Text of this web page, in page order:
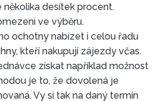
několika desítek procent.
ve výběru.
ochotny nabízet i celou řadu
kteří nakupují zájezdy včas.
získat například možnost
je to, že dovolená je
Vy si tak na daný termín